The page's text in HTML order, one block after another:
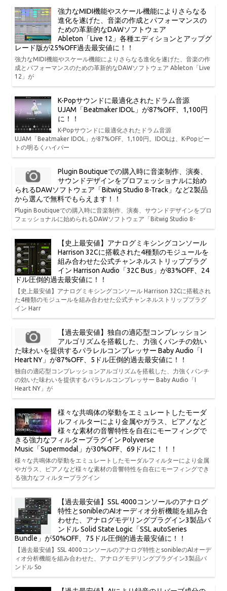
強力なMIDI機能やスケール機能によりさらなる
進化を遂げた、音楽の作成とパフォーマンスの
ための革新的なDAWソフトウェア
Ableton「Live 12」各種エディションとアップグ
レード版が25%OFF過去最安値に！！
強力なMIDI機能やスケール機能によりさらなる進化を遂げた、音楽の作
成とパフォーマンスのための革新的なDAWソフトウェア Ableton「Live
12」が
K-Popサウンドに最適化されたドラム音源
UJAM「Beatmaker IDOL」が87%OFF、1,100円
に！！
K-Popサウンドに最適化されたドラム音源
UJAM「Beatmaker IDOL」が87%OFF、1,100円。IDOLは、K-Popビー
トの明るくハイパー
Plugin Boutiqueでの購入時に音楽制作、演奏、
サウンドデザインをプロフェッショナルに始め
られるDAWソフトウェア「Bitwig Studio 8-Track」など2製品
から選んで無料でもらえます！！
Plugin Boutiqueでの購入時に音楽制作、演奏、サウンドデザインをプロ
フェッショナルに始められるDAWソフトウェア「Bitwig Studio 8-
【史上最安値】アナログミキシングコンソール
Harrison 32Cに搭載された4種類のモジュールを
組み合わせた公式チャンネルストリッププラグ
イン Harrison Audio「32C Bus」が83%OFF、24
ドル圧倒的過去最安値に！！
【史上最安値】アナログミキシングコンソール Harrison 32Cに搭載され
た4種類のモジュールを組み合わせた公式チャンネルストリッププラグ
イン Harr
【過去最安値】独自の適応型コンプレッション
アルゴリズムを搭載した、力強くパンチの効い
た味わいを提供するパラレルコンプレッサー Baby Audio「I
Heart NY」が87%OFF、5ドル圧倒的過去最安値に！！
独自の適応型コンプレッションアルゴリズムを搭載した、力強くパンチ
の効いた味わいを提供するパラレルコンプレッサー Baby Audio「I
Heart NY」が
様々な共鳴体の挙動をエミュレートしたモーダ
ルフィルターにより金属やガラス、ピアノなど
様々な素材の音響特性を自在にモーフィングで
きる強力なフィルタープラグイン Polyverse
Music「Supermodal」が30%OFF、69ドルに！！！
様々な共鳴体の挙動をエミュレートしたモーダルフィルターにより金属
やガラス、ピアノなど様々な素材の音響特性を自在にモーフィングでき
る強力なフィルタープラグイン
【過去最安値】SSL 4000コンソールのアナログ
特性とsonibleのAIオーディオ分析機能を組み合
わせた、アナログモデリングプラグイン3製品バ
ンドル Solid State Logic「SSL autoSeries
Bundle」が50%OFF、75ドル圧倒的過去最安値に！！
【過去最安値】SSL 4000コンソールのアナログ特性とsonibleのAIオーデ
ィオ分析機能を組み合わせた、アナログモデリングプラグイン3製品バ
ンドル So